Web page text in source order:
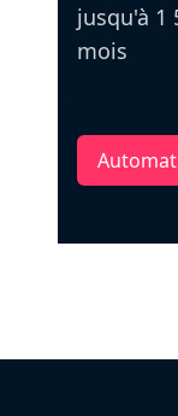
jusqu'à 1
mois